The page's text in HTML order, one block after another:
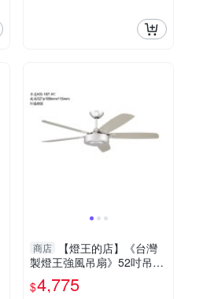
商店
【燈王的店】《台灣
製燈王強風吊扇》52吋吊扇
附遙控器(馬達保固十年) ☆
KS-167-RC
$4,775